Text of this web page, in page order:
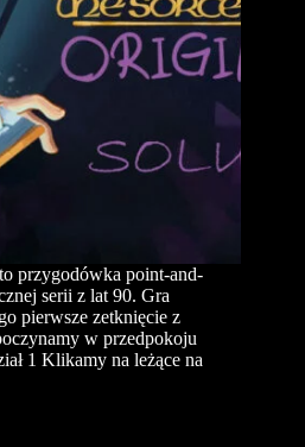
przygodówka point-and-
serii z lat 90. Gra
pierwsze zetknięcie z
w przedpokoju
1 Klikamy na leżące na